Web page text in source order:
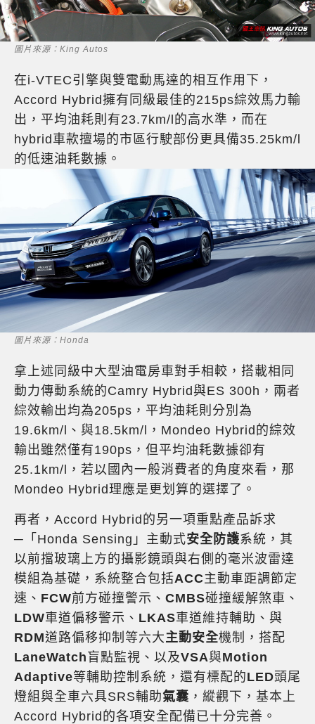
圖片來源：King Autos
在i-VTEC引擎與雙電動馬達的相互作用下，
Accord Hybrid擁有同級最佳的215ps綜效馬力輸
出，平均油耗則有23.7km/l的高水準，而在
hybrid車款擅場的市區行駛部份更具備35.25km/l
的低速油耗數據。
圖片來源：Honda
拿上述同級中大型油電房車對手相較，搭載相同
動力傳動系統的Camry Hybrid與ES 300h，兩者
綜效輸出均為205ps，平均油耗則分別為
19.6km/l、與18.5km/l，Mondeo Hybrid的綜效
輸出雖然僅有190ps，但平均油耗數據卻有
25.1km/l，若以國內一般消費者的角度來看，那
Mondeo Hybrid理應是更划算的選擇了。
再者，Accord Hybrid的另一項重點產品訴求
─「Honda Sensing」主動式安全防護系統，其
以前擋玻璃上方的攝影鏡頭與右側的毫米波雷達
模組為基礎，系統整合包括ACC主動車距調節定
速、 FCW前方碰撞警示、 CMBS碰撞緩解煞車、
LDW車道偏移警示、 LKAS車道維持輔助、與
RDM道路偏移抑制等六大主動安全機制，搭配
LaneWatch盲點監視、以及VSA與Motion
Adaptive等輔助控制系統，還有標配的LED頭尾
燈組與全車六具SRS輔助氣囊 ，縱觀下，基本上
Accord Hybrid的各項安全配備已十分完善。